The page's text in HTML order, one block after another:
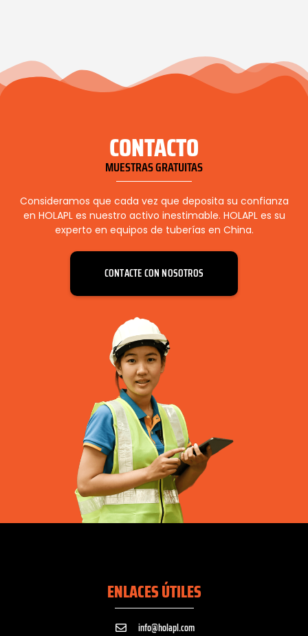
CONTACTO
MUESTRAS GRATUITAS
Consideramos que cada vez que deposita su confianza
en HOLAPL es nuestro activo inestimable. HOLAPL es su
experto en equipos de tuberías en China.
CONTACTE CON NOSOTROS
ENLACES ÚTILES
info@holapl.com